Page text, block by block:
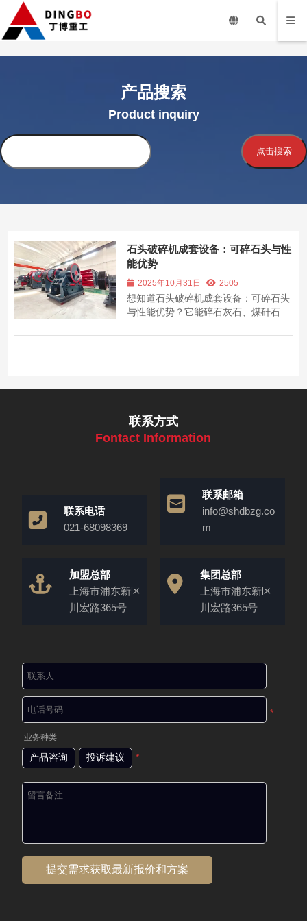
产品搜索
Product inquiry
点击搜索
石头破碎机成套设备：可碎石头与性
能优势
2025年10月31日 2505
想知道石头破碎机成套设备：可碎石头
与性能优势？它能碎石灰石、煤矸石、
大、成品粒型好、能耗低。还在问小型
联系方式
Fontact Information
联系电话
021-68098369
联系邮箱
info@shdbzg.co
m
加盟总部
上海市浦东新区
川宏路365号
集团总部
上海市浦东新区
川宏路365号
*
业务种类
产品咨询 投诉建议 *